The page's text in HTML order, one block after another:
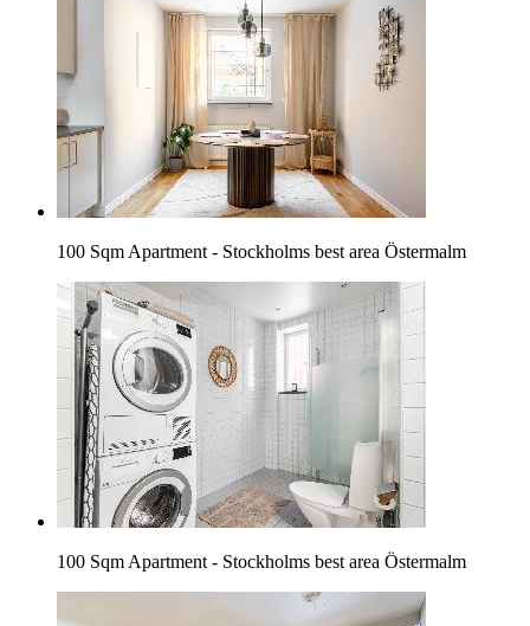
100 Sqm Apartment - Stockholms best area Östermalm
100 Sqm Apartment - Stockholms best area Östermalm